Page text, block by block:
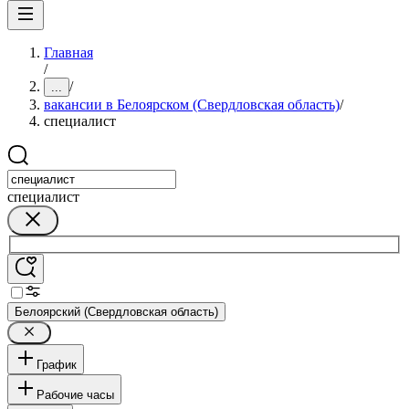
Главная
/
... /
вакансии в Белоярском (Свердловская область)/
специалист
специалист
Белоярский (Свердловская область)
График
Рабочие часы